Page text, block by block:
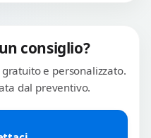
consiglio?
e personalizzato.
dal preventivo.